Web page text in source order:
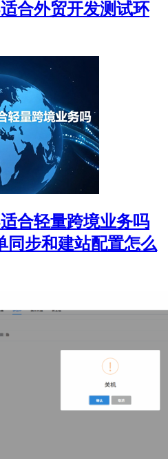
合外贸开发测试环
合轻量跨境业务吗
同步和建站配置怎么